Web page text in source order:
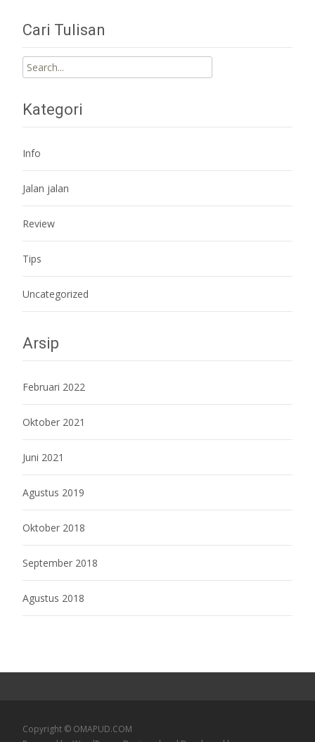
Cari Tulisan
Search for:
Kategori
Info
Jalan jalan
Review
Tips
Uncategorized
Arsip
Februari 2022
Oktober 2021
Juni 2021
Agustus 2019
Oktober 2018
September 2018
Agustus 2018
Copyright © OMAPUD.COM